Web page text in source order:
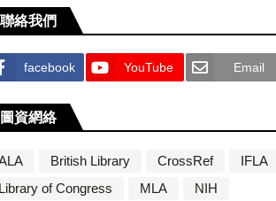
聯絡我們
facebook YouTube Email
圖資網絡
British Library CrossRef
IFLA
of Congress
MLA NIH